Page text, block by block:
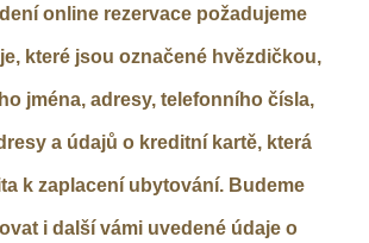
online rezervace požadujeme
které jsou označené hvězdičkou,
jména, adresy, telefonního čísla,
a údajů o kreditní kartě, která
k zaplacení ubytování. Budeme
i další vámi uvedené údaje o